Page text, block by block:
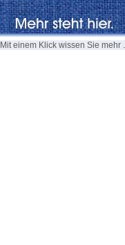
Mit einem Klick wissen Sie mehr . .